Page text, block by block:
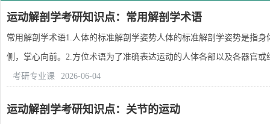
运动解剖学考研知识点：常用解剖学术语
常用解剖学术语1.人体的标准解剖学姿势人体的标准解剖学姿势是指
侧，掌心向前。2.方位术语为了准确表达运动的人体各部以及各器官或
考研专业课 2026-06-04
运动解剖学考研知识点：关节的运动